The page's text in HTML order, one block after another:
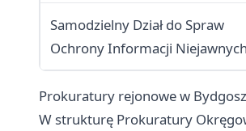
Samodzielny Dział do Spraw
Ochrony Informacji Niejawnych
Prokuratury rejonowe w
W strukturę Prokuratury